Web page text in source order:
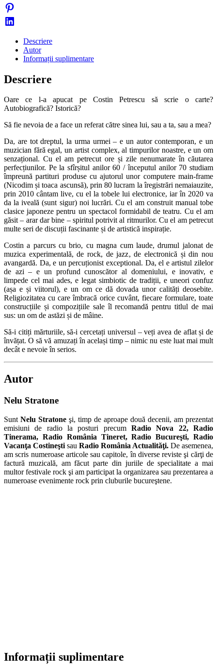
Descriere
Autor
Informații suplimentare
Descriere
Oare ce l-a apucat pe Costin Petrescu să scrie o carte?
Autobiografică? Istorică?
Să fie nevoia de a face un referat către sinea lui, sau a ta, sau a mea?
Da, are tot dreptul, la urma urmei – e un autor contemporan, e un
muzician fără egal, un artist complex, al timpurilor noastre, e un om
senzațional. Cu el am petrecut ore și zile nenumarate în căutarea
perfecțiunilor. Pe la sfîrșitul anilor 60 / începutul anilor 70 studiam
împreună partituri produse cu ajutorul unor computere main-frame
(Nicodim și toaca ascunsă), prin 80 lucram la îregistrări nemaiauzite,
prin 2010 cântam live, cu el la tobele lui electronice, iar în 2020 va
da la iveală (sunt sigur) noi lucrări. Cu el am construit manual tobe
clasice japoneze pentru un spectacol formidabil de teatru. Cu el am
găsit – arar dar bine – spiritul potrivit al ritmurilor. Cu el am petrecut
multe seri de discuții fascinante și de artistică inspirație.
Costin a parcurs cu brio, cu magna cum laude, drumul jalonat de
muzica experimentală, de rock, de jazz, de electronică și din nou
avangardă. Da, e un percuționist exceptional. Da, el e artistul zilelor
de azi – e un profund cunoscător al domeniului, e inovativ, e
limpede cel mai ades, e legat simbiotic de tradiții, e uneori confuz
(așa e și viitorul), e un om ce dă dovada unor calități deosebite.
Religiozitatea cu care îmbracă orice cuvânt, fiecare formulare, toate
construcțiile și compozițiile sale îl recomandă pentru titlul de mai
sus: un om de astăzi și de mâine.
Să-i citiți mărturiile, să-i cercetați universul – veți avea de aflat și de
învățat. O să vă amuzați în același timp – nimic nu este luat mai mult
decât e nevoie în serios.
Autor
Nelu Stratone
Sunt Nelu Stratone şi, timp de aproape două decenii, am prezentat
emisiuni de radio la posturi precum Radio Nova 22, Radio
Tinerama, Radio România Tineret, Radio Bucureşti, Radio
Vacanţa Costineşti sau Radio România Actualităţi. De asemenea,
am scris numeroase articole sau capitole, în diverse reviste şi cărţi de
factură muzicală, am făcut parte din juriile de specialitate a mai
multor festivale rock şi am participat la organizarea sau prezentarea a
numeroase evenimente rock prin cluburile bucureştene.
Informații suplimentare